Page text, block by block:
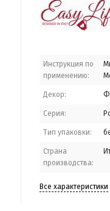
Инструкция по
применению:
Декор:
Серия:
Тип упаковки:
Страна
производства:
Все характеристики